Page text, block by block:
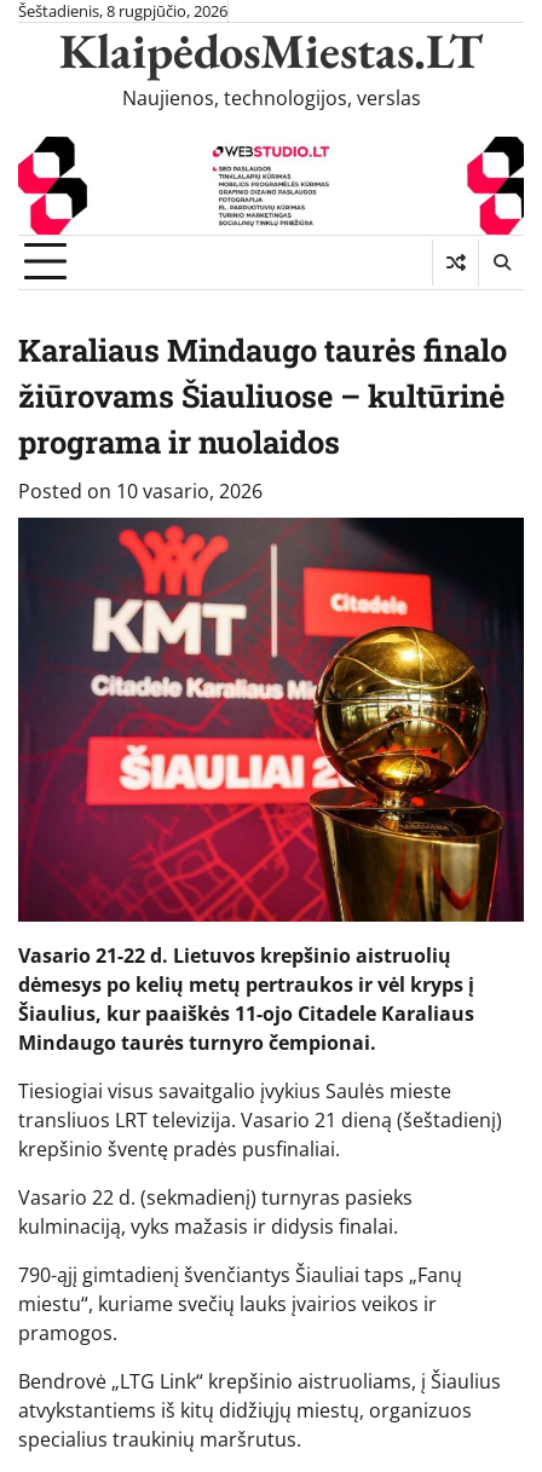
Skip
content
Šeštadienis, 8 rugpjūčio, 2026
KlaipėdosMiestas.LT
Naujienos, technologijos, verslas
Karaliaus Mindaugo taurės finalo
žiūrovams Šiauliuose – kultūrinė
programa ir nuolaidos
Posted on 10 vasario, 2026
Vasario 21-22 d. Lietuvos krepšinio aistruolių
dėmesys po kelių metų pertraukos ir vėl kryps į
Šiaulius, kur paaiškės 11-ojo Citadele Karaliaus
Mindaugo taurės turnyro čempionai.
Tiesiogiai visus savaitgalio įvykius Saulės mieste
transliuos LRT televizija. Vasario 21 dieną (šeštadienį)
krepšinio šventę pradės pusfinaliai.
Vasario 22 d. (sekmadienį) turnyras pasieks
kulminaciją, vyks mažasis ir didysis finalai.
790-ąjį gimtadienį švenčiantys Šiauliai taps „Fanų
miestu“, kuriame svečių lauks įvairios veikos ir
pramogos.
Bendrovė „LTG Link“ krepšinio aistruoliams, į Šiaulius
atvykstantiems iš kitų didžiųjų miestų, organizuos
specialius traukinių maršrutus.